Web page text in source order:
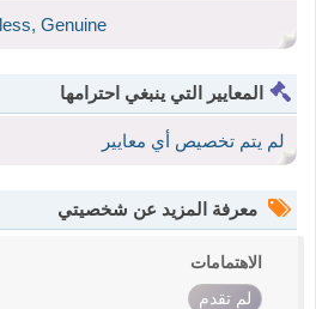
Genuine
المعايير التي ينبغي احترامها
لم يتم تخصيص أي معايير
معرفة المزيد عن شخصيتي
الاهتمامات
لم تقدم